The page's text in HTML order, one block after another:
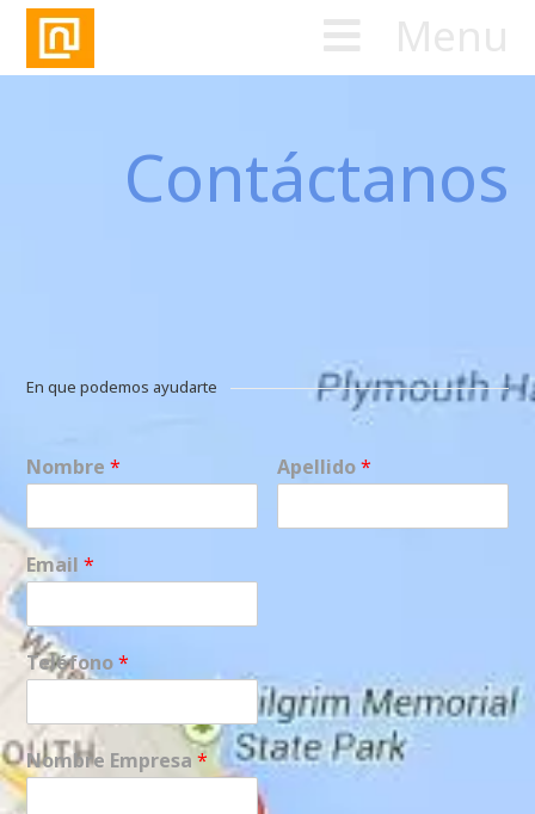
Contáctanos
En que podemos ayudarte
Nombre* Apellido*
Email*
Teléfono*
Nombre Empresa*